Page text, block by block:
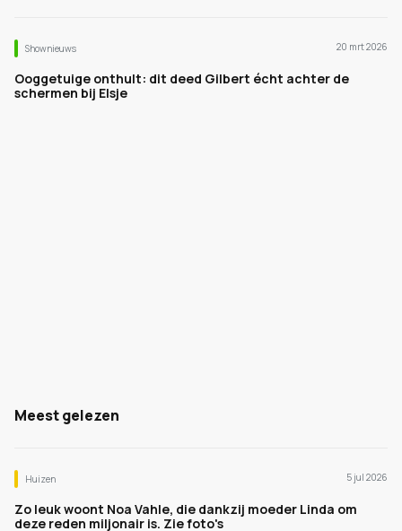
Shownieuws 20 mrt 2026
Ooggetuige onthult: dit deed Gilbert écht achter de
schermen bij Elsje
Meest gelezen
Huizen 5 jul 2026
Zo leuk woont Noa Vahle, die dankzij moeder Linda om
deze reden miljonair is. Zie foto's